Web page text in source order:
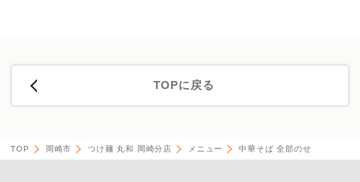
TOPに戻る
TOP 岡崎市 つけ麺 丸和 岡崎分店 メニュー 中華そば 全部のせ